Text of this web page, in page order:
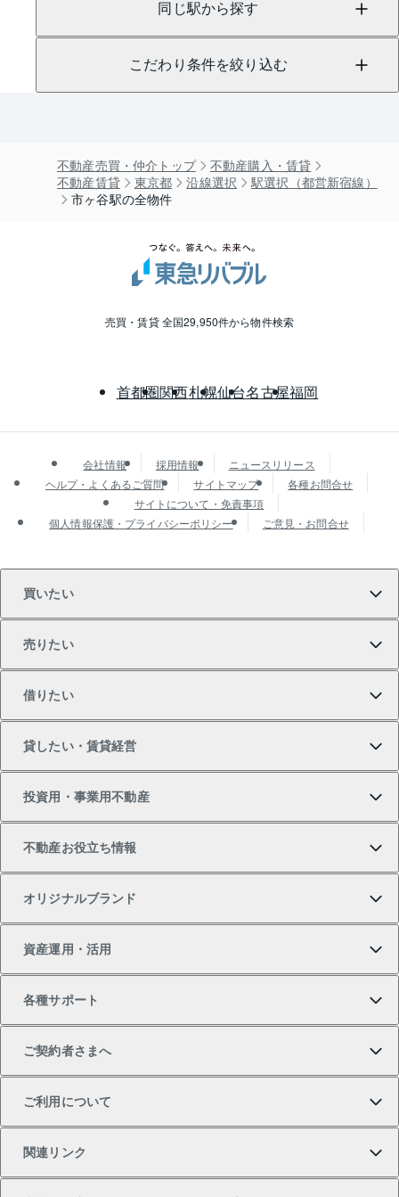
同じ駅から探す
こだわり条件を絞り込む
不動産売買・仲介トップ
不動産購入・賃貸
不動産賃貸
東京都 沿線選択
駅選択（都営新宿線）
市ヶ谷駅の全物件
売買・賃貸 全国29,950件から物件検索
首都圏関西札幌仙台名古屋福岡
会社情報 採用情報
ニュースリリース
ヘルプ・よくあるご質問
サイトマップ
各種お問合せ
サイトについて・免責事項
個人情報保護・プライバシーポリシー
ご意見・お問合せ
買いたい
新築・分譲マンションの購入
中古マンションの購入
売りたい
マンションの売却・査定
一戸建ての売却・査定
借りたい
借りたいTOP
物件を借りる
貸したい・賃貸経営
貸したいTOP
投資用・事業用不動産
不動産お役立ち情報
オリジナルブランド
一棟リノベーションマンション L`GENTE（ルジェン
テ）
投資用一棟レジデンスWELL SQUARE（ウェルスクエ
ア）
資産運用・活用
各種サポート
ご契約者さまへ
ご利用について
関連リンク